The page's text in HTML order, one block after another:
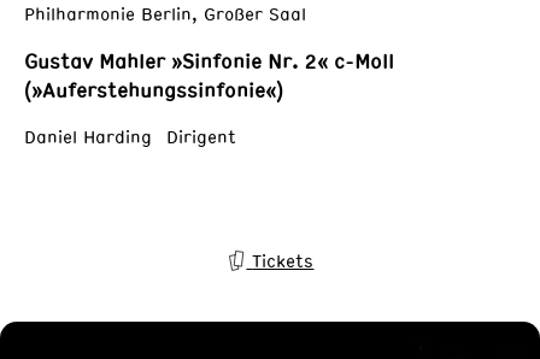
Philharmonie Berlin, Großer Saal
Gustav Mahler »Sinfonie Nr. 2« c-Moll
(»Auferstehungssinfonie«)
Daniel Harding Dirigent
Tickets